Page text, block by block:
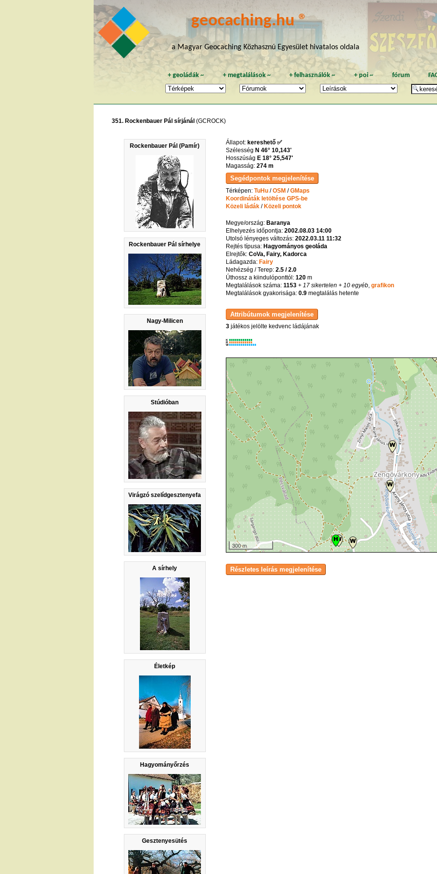
geocaching.hu ®
a Magyar Geocaching Közhasznú Egyesület hivatalos oldala
+geoládák ~ + megtalálások~ +felhasználók ~ + poi~ fórum
351. Rockenbauer Pál sírjánál (GCROCK)
Rockenbauer Pál (Pamír)
Rockenbauer Pál sírhelye
Nagy-Milicen
Stúdióban
Virágzó szelídgesztenyefa
A sírhely
Életkép
Hagyományőrzés
Gesztenyesütés
Állapot: kereshető ✅
Szélesség N 46° 10,143'
Hosszúság E 18° 25,547'
Magasság: 274 m
Térképen: TuHu/OSM /GMaps
Koordináták letöltése GPS-be
Közeli ládák/ Közeli pontok
Megye/ország: Baranya
Elhelyezés időpontja: 2002.08.03 14:00
Utolsó lényeges változás: 2022.03.11 11:32
Rejtés típusa: Hagyományos geoláda
Elrejtők: CoVa, Fairy, Kadorca
Ládagazda: Fairy
Nehézség / Terep: 2.5 / 2.0
Úthossz a kiindulóponttól: 120m
Megtalálások száma: 1153+ 17 sikertelen + 10 egyéb, grafikon
Megtalálások gyakorisága: 0.9megtalálás hetente
3játékos jelölte kedvenc ládájának
K
R
W
300 m